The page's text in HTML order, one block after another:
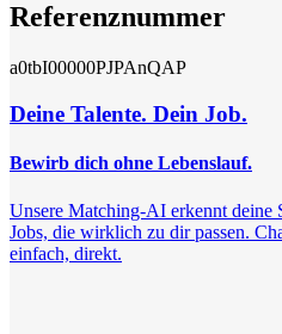
Referenznummer
a0tbI00000PJPAnQAP
Deine Talente. Dein Job.
Bewirb dich ohne Lebenslauf.
Unsere Matching-AI erkennt deine
Jobs, die wirklich zu dir passen.
einfach, direkt.